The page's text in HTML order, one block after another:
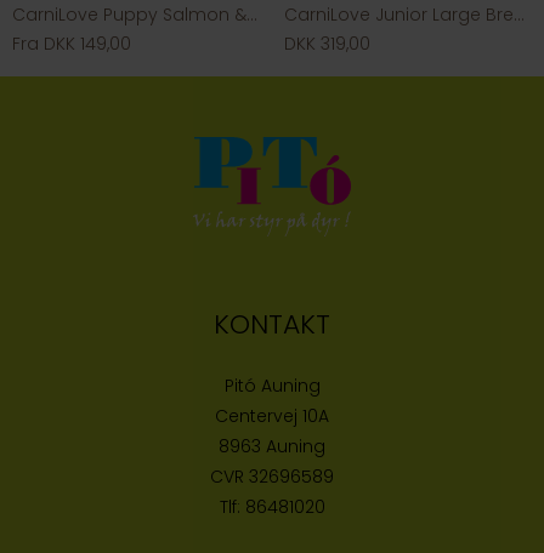
CarniLove Puppy Salmon & Turkey
Fra DKK 149,00
CarniLove Junior Large Breed Salmon & Turkey
DKK 319,00
KONTAKT
Pitó Auning
Centervej 10A
8963 Auning
CVR 32696589
Tlf: 86481020